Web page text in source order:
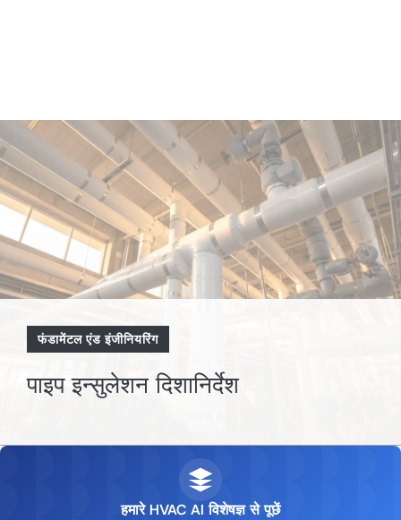
फंडामेंटल एंड इंजीनियरिंग
पाइप इन्सुलेशन दिशानिर्देश
हमारे HVAC AI विशेषज्ञ से पूछें